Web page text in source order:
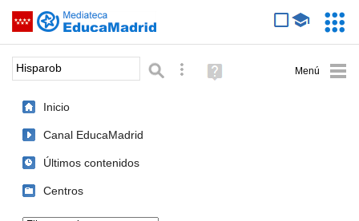
Saltar navegación
Palabra o frase: Búsqueda avanzada
Ayuda
(en
Inicio
Canal EducaMadrid
Últimos contenidos
Centros